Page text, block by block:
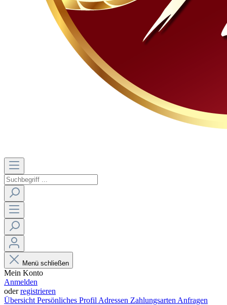
Menü schließen
Mein Konto
Anmelden
oderregistrieren
Übersicht Persönliches Profil Adressen Zahlungsarten Anfragen